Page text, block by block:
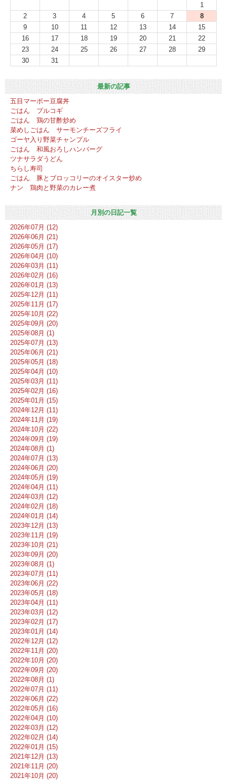
1
2
3 4 5 6 7
8
9
10 11 12 13 14
15
16
17 18 19 20 21
22
23
24 25 26 27 28
29
30
31
最新の記事
五目マーボー豆腐丼
ごはん プルコギ
ごはん 鶏の甘酢炒め
菜めしごはん サーモンチーズフライ
ゴーヤ入り野菜チャンプル
ごはん 和風おろしハンバーグ
ツナサラダうどん
ちらし寿司
ごはん 豚とブロッコリーのオイスター炒め
ナン 鶏肉と野菜のカレー煮
月別の日記一覧
2026年07月 (12)
2026年06月 (21)
2026年05月 (17)
2026年04月 (10)
2026年03月 (11)
2026年02月 (16)
2026年01月 (13)
2025年12月 (11)
2025年11月 (17)
2025年10月 (22)
2025年09月 (20)
2025年08月 (1)
2025年07月 (13)
2025年06月 (21)
2025年05月 (18)
2025年04月 (10)
2025年03月 (11)
2025年02月 (16)
2025年01月 (15)
2024年12月 (11)
2024年11月 (19)
2024年10月 (22)
2024年09月 (19)
2024年08月 (1)
2024年07月 (13)
2024年06月 (20)
2024年05月 (19)
2024年04月 (11)
2024年03月 (12)
2024年02月 (18)
2024年01月 (14)
2023年12月 (13)
2023年11月 (19)
2023年10月 (21)
2023年09月 (20)
2023年08月 (1)
2023年07月 (11)
2023年06月 (22)
2023年05月 (18)
2023年04月 (11)
2023年03月 (12)
2023年02月 (17)
2023年01月 (14)
2022年12月 (12)
2022年11月 (20)
2022年10月 (20)
2022年09月 (20)
2022年08月 (1)
2022年07月 (11)
2022年06月 (22)
2022年05月 (16)
2022年04月 (10)
2022年03月 (12)
2022年02月 (14)
2022年01月 (15)
2021年12月 (13)
2021年11月 (20)
2021年10月 (20)